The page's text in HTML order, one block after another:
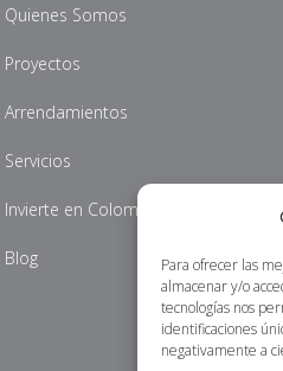
Para ofrecer las
almacenar y/o
tecnologías nos
identificaciones
negativamente a
Quienes Somos
Proyectos
Arrendamientos
Servicios
Invierte en Colombia
Blog